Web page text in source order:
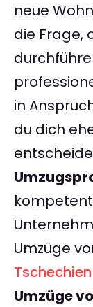
neue
die Frage,
in
du dich
Umzüge
Tschechien
Umzüge